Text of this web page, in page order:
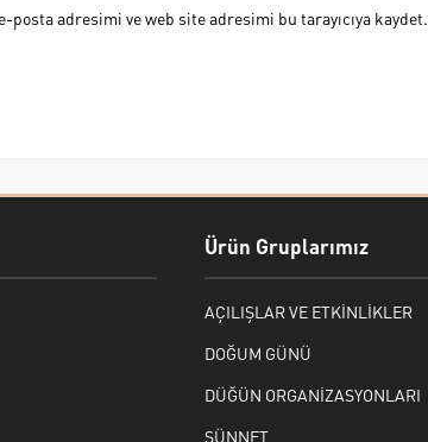
posta adresimi ve web site adresimi bu tarayıcıya kaydet.
Ürün Gruplarımız
AÇILIŞLAR VE ETKİNLİKLER
DOĞUM GÜNÜ
DÜĞÜN ORGANİZASYONLARI
SÜNNET